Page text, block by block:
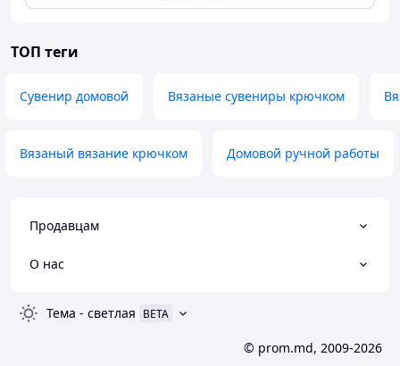
ТОП теги
Сувенир домовой Вязаные сувениры крючком
Вязаный вязание крючком Домовой ручной работы
Продавцам
О нас
Тема - светлая BETA
© prom.md, 2009-2026